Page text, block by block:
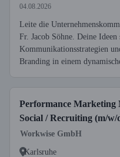
04.08.2026
Leite die
Fr. Jacob Söhne. Deine
Kommunikationsstrategien
Branding in einem
Performance Marketing
Social / Recruiting (m/w/
Workwise GmbH
Karlsruhe